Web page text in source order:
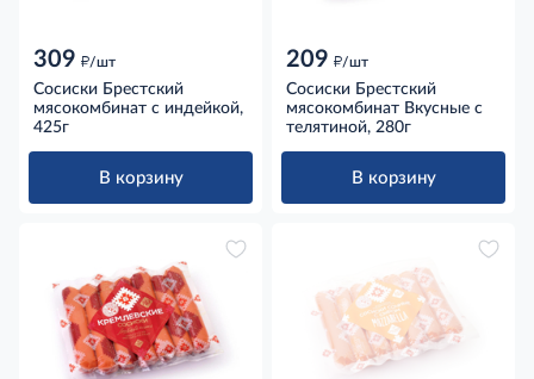
309 д/шт
Сосиски Брестский
мясокомбинат с индейкой,
425г
В корзину
209 д/шт
Сосиски Брестский
мясокомбинат Вкусные с
телятиной, 280г
В корзину